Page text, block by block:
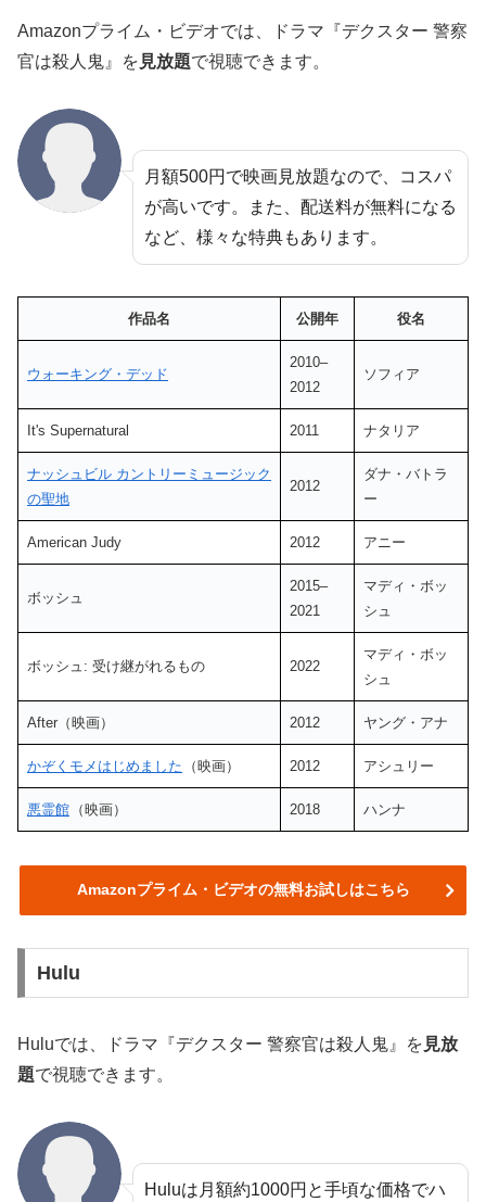
Amazonプライム・ビデオでは、ドラマ『デクスター 警察
官は殺人鬼』を 見放題で視聴できます。
月額500円で映画見放題なので、コスパ
が高いです。また、配送料が無料になる
など、様々な特典もあります。
作品名 公開年 役名
ウォーキング・デッド
2010–
2012
ソフィア
It's Supernatural 2011 ナタリア
ナッシュビル カントリーミュージック
の聖地
2012
ダナ・バトラ
ー
American Judy 2012 アニー
ボッシュ
2015–
2021
マディ・ボッ
シュ
ボッシュ: 受け継がれるもの 2022
マディ・ボッ
シュ
After（映画） 2012 ヤング・アナ
かぞくモメはじめました （映画） 2012 アシュリー
悪霊館 （映画） 2018 ハンナ
Amazonプライム・ビデオの無料お試しはこちら
Hulu
Huluでは、ドラマ『デクスター 警察官は殺人鬼』を 見放
題で視聴できます。
Huluは月額約1000円と手頃な価格でハ